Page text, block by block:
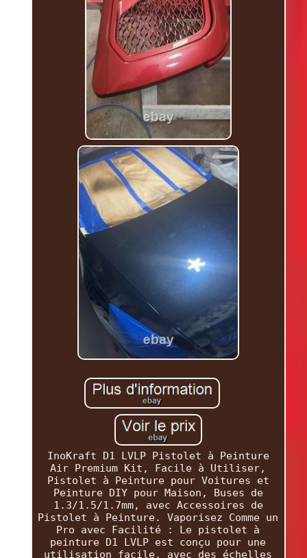
InoKraft D1 LVLP Pistolet à Peinture
Air Premium Kit, Facile à Utiliser,
Pistolet à Peinture pour Voitures et
Peinture DIY pour Maison, Buses de
1.3/1.5/1.7mm, avec Accessoires de
Pistolet à Peinture. Vaporisez Comme un
Pro avec Facilité : Le pistolet à
peinture D1 LVLP est conçu pour une
utilisation facile, avec des échelles